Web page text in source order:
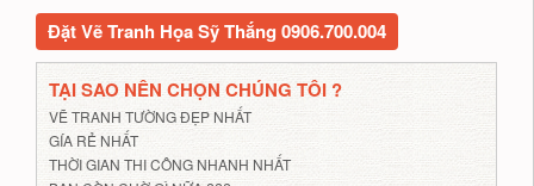
Đặt Vẽ Tranh Họa Sỹ Thắng 0906.700.004
TẠI SAO NÊN CHỌN CHÚNG TÔI ?
VẼ TRANH TƯỜNG ĐẸP NHẤT
GÍA RẺ NHẤT
THỜI GIAN THI CÔNG NHANH NHẤT